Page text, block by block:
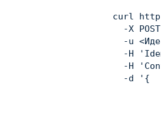
curl
-X
    -u
<
    -H
    -H
    -d
'{